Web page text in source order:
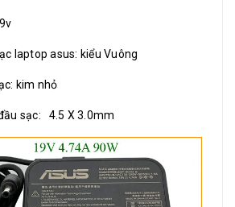
laptop asus: kiểu Vuông
kim nhỏ
sạc: 4.5 X 3.0mm